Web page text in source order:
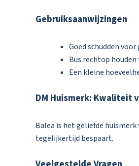
Gebruiksaanwijzingen
Goed schudden voor
Bus rechtop
Een kleine
DM Huismerk: Kwaliteit
Balea is het geliefde
tegelijkertijd bespaart.